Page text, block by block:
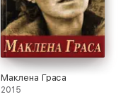
Маклена Граса
2015